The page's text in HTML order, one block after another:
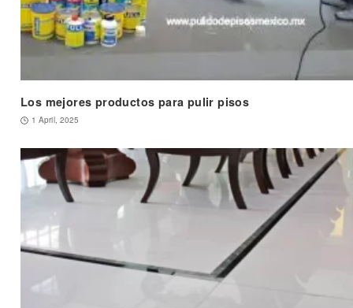
Los mejores productos para pulir pisos
1 April, 2025